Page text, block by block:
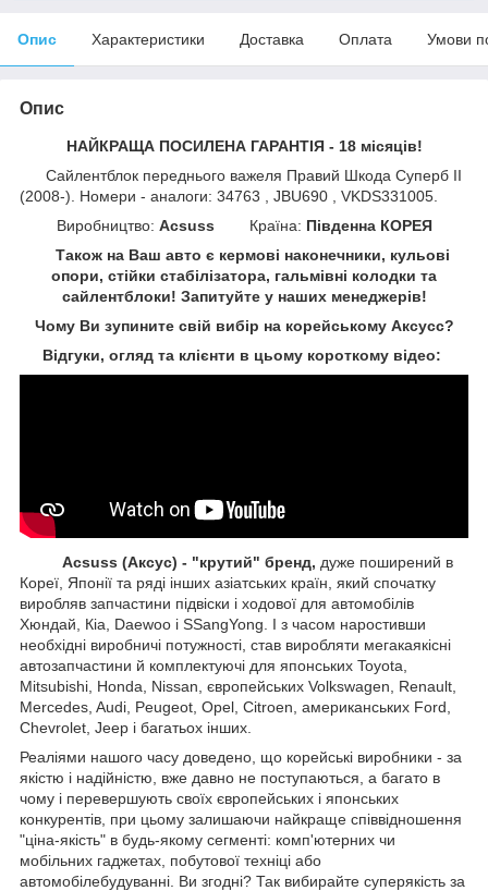
Опис Характеристики Доставка Оплата Умови
Опис
НАЙКРАЩА ПОСИЛЕНА ГАРАНТІЯ - 18 місяців!
Сайлентблок переднього важеля Правий Шкода Суперб II
(2008-). Номери - аналоги: 34763 , JBU690 , VKDS331005.
Виробництво: Acsuss Країна: Південна КОРЕЯ
Також на Ваш авто є кермові наконечники, кульові
опори, стійки стабілізатора, гальмівні колодки та
сайлентблоки! Запитуйте у наших менеджерів!
Чому Ви зупините свій вибір на корейському Аксусс?
Відгуки, огляд та клієнти в цьому короткому відео:
Acsuss (Аксус) - "крутий" бренд, дуже поширений в
Кореї, Японії та ряді інших азіатських країн, який спочатку
виробляв запчастини підвіски і ходової для автомобілів
Хюндай, Кіа, Daewoo і SSangYong. І з часом наростивши
необхідні виробничі потужності, став виробляти мегакаякісні
автозапчастини й комплектуючі для японських Toyota,
Mitsubishi, Honda, Nissan, європейських Volkswagen, Renault,
Mercedes, Audi, Peugeot, Opel, Citroen, американських Ford,
Chevrolet, Jeep і багатьох інших.
Реаліями нашого часу доведено, що корейські виробники - за
якістю і надійністю, вже давно не поступаються, а багато в
чому і перевершують своїх європейських і японських
конкурентів, при цьому залишаючи найкраще співвідношення
"ціна-якість" в будь-якому сегменті: комп'ютерних чи
мобільних гаджетах, побутової техніці або
автомобілебудуванні. Ви згодні? Так вибирайте суперякість за